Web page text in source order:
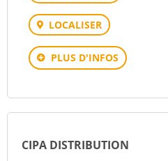
LOCALISER
PLUS D'INFOS
CIPA DISTRIBUTION